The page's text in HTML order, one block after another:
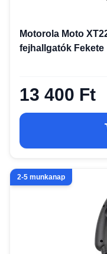
Motorola Moto
fejhallgatók Fekete
13 400 Ft
2-5 munkanap